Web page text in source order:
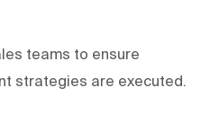
teams to ensure
strategies are executed.